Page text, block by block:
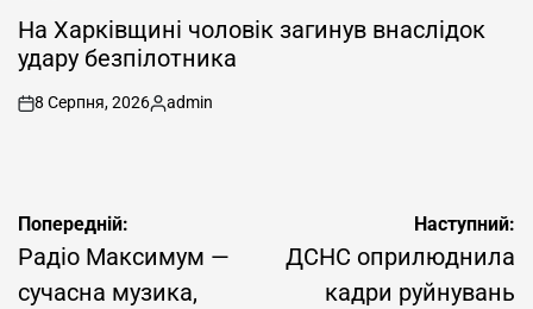
УНа Харківщині чоловік загинув внаслідок
удару безпілотника
on
8 Серпня, 2026
Опубліковано
admin
Навігація
записів
Попередній:
Радіо Максимум —
сучасна музика,
Наступний:
ДСНС оприлюднила
кадри руйнувань